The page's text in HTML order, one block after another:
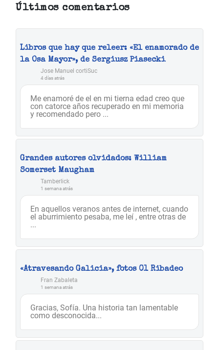
Últimos comentarios
Libros que hay que releer: «El enamorado de
la Osa Mayor», de Sergiusz Piasecki
Jose Manuel cortiSuc
4 días atrás
Me enamoré de el en mi tierna edad creo que
con catorce años recuperado en mi memoria
y recomendado pero ...
Grandes autores olvidados: William
Somerset Maugham
Tamberlick
1 semana atrás
En aquellos veranos antes de internet, cuando
el aburrimiento pesaba, me leí , entre otras de
...
«Atravesando Galicia», fotos 01 Ribadeo
Fran Zabaleta
1 semana atrás
Gracias, Sofía. Una historia tan lamentable
como desconocida...